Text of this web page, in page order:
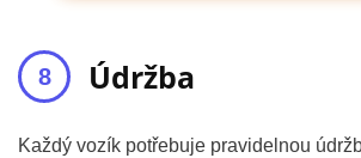
Údržba
Každý vozík potřebuje pravidelnou